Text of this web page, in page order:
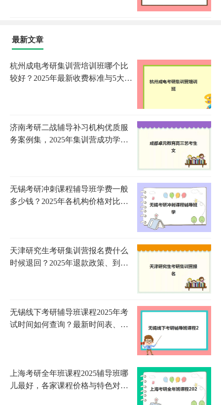
最新文章
杭州成电考研集训营培训班哪个比
较好？2025年最新收费标准与5大机
济南考研二战辅导补习机构优质服
务案例集，2025年集训营成功学员
无锡考研冲刺课程辅导班学费一般
多少钱？2025年各机构价格对比与
天津研究生考研集训营报名费什么
时候退回？2025年退款政策、到账
无锡线下考研辅导班课程2025年考
试时间如何查询？最新时间表、备
上海考研全年班课程2025辅导班哪
儿最好，各家课程价格与特色对比